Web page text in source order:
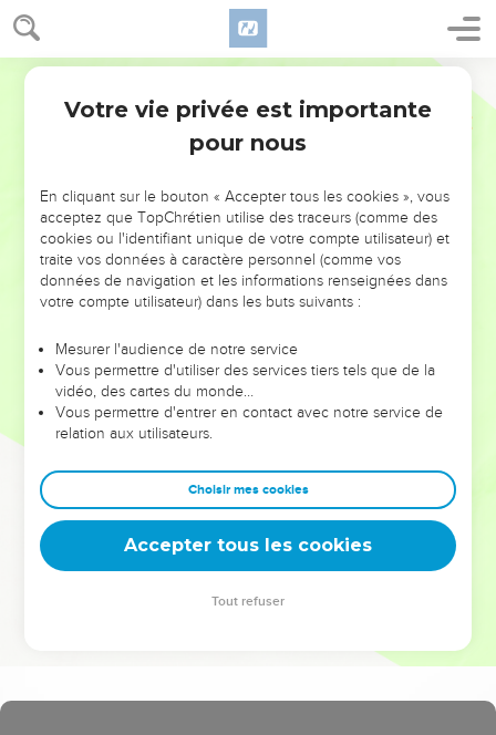
NE MANQUEZ PAS L’ÉVÉNEMENT
DE L’ANNÉE !
ET SI LEURS ERREURS POUVAIENT VOUS ÉVITER LES
VOTRES ?
leur foi ou leur vision. Mais on voit moins les doutes, les erreurs
et les saisons difficiles qu'ils ont traversés, alors même que ce
sont elles qui les ont façonnés.
Dans cette conférence, leaders, entrepreneurs, et responsables
clés pour avancer avec plus de sagesse afin que leurs erreurs
deviennent vos tremplins. Que vous guidiez un ministère, une
équipe, un groupe ou une famille, leur expérience est faite
Votre vie privée est importante
pour nous
En cliquant sur le bouton « Accepter tous les cookies », vous
acceptez que TopChrétien utilise des traceurs (comme des
cookies ou l'identifiant unique de votre compte utilisateur) et
traite vos données à caractère personnel (comme vos
données de navigation et les informations renseignées dans
votre compte utilisateur) dans les buts suivants :
Mesurer l'audience de notre service
Vous permettre d'utiliser des services tiers tels que de la
vidéo, des cartes du monde…
Vous permettre d'entrer en contact avec notre service de
relation aux utilisateurs.
Choisir mes cookies
Accepter tous les cookies
Tout refuser